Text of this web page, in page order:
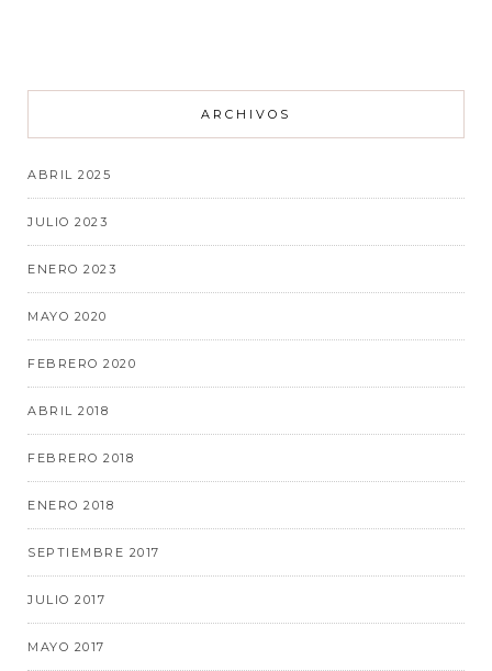
ARCHIVOS
ABRIL 2025
JULIO 2023
ENERO 2023
MAYO 2020
FEBRERO 2020
ABRIL 2018
FEBRERO 2018
ENERO 2018
SEPTIEMBRE 2017
JULIO 2017
MAYO 2017